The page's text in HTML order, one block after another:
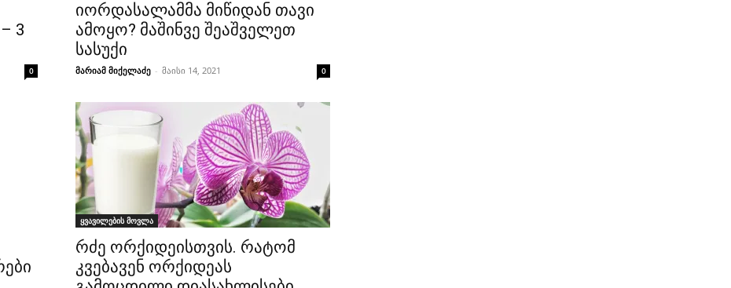
3
0
იორდასალამმა მიწიდან თავი
ამოყო? მაშინვე შეაშველეთ
სასუქი
მარიამ მიქელაძე - მაისი 14, 2021 0
ყვავილების მოვლა
რძე ორქიდეისთვის. რატომ
კვებავენ ორქიდეას